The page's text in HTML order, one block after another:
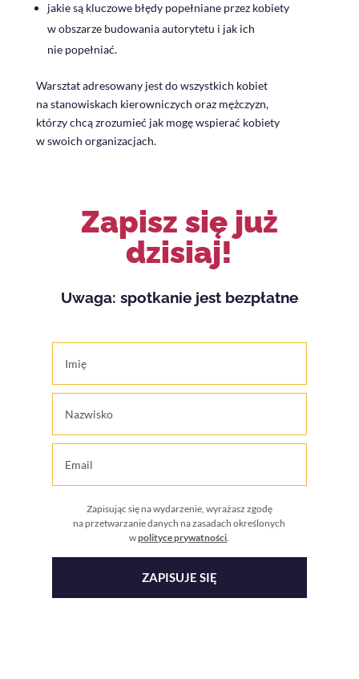
jakie są kluczowe błędy popełniane przez kobiety
w obszarze budowania autorytetu i jak ich
nie popełniać.
Warsztat adresowany jest do wszystkich kobiet
na stanowiskach kierowniczych oraz mężczyzn,
którzy chcą zrozumieć jak mogę wspierać kobiety
w swoich organizacjach.
Zapisz się już
dzisiaj!
Uwaga: spotkanie jest bezpłatne
Zapisując się na wydarzenie, wyrażasz zgodę
na przetwarzanie danych na zasadach określonych
wpolityce prywatności.
ZAPISUJE SIĘ